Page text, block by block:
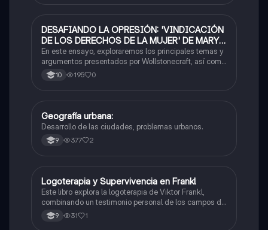
Filosofía
DESAFIANDO LA OPRESIÓN: 'VINDICACIÓN
DE LOS DERECHOS DE LA MUJER' DE MARY
WOLLSTONECRAFT"
En este ensayo, exploraremos los principales temas y
argumentos presentados por Wollstonecraft, así como
su relevancia en el contexto contemporáneo.
10 195 0
Filosofía
Geografía urbana:
Desarrollo de las ciudades, problemas urbanos.
9 377 2
Filosofía
Logoterapia y Supervivencia en Frankl
Este libro explora la logoterapia de Viktor Frankl,
combinando un testimonio personal de los campos de
concentración con una explicación de la búsqueda de
sentido.
9 31 1